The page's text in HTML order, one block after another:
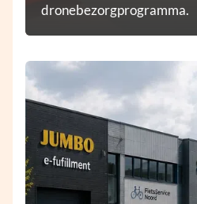
dronebezorgprogramma.